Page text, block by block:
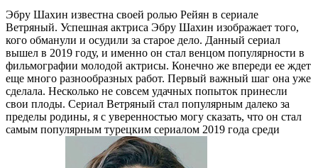
Эбру Шахин известна своей ролью Рейян в сериале
Ветряный. Успешная актриса Эбру Шахин изображает того,
кого обманули и осудили за старое дело. Данный сериал
вышел в 2019 году, и именно он стал венцом популярности в
фильмографии молодой актрисы. Конечно же впереди ее ждет
еще много разнообразных работ. Первый важный шаг она уже
сделала. Несколько не совсем удачных попыток принесли
свои плоды. Сериал Ветряный стал популярным далеко за
пределы родины, я с уверенностью могу сказать, что он стал
самым популярным турецким сериалом 2019 года среди